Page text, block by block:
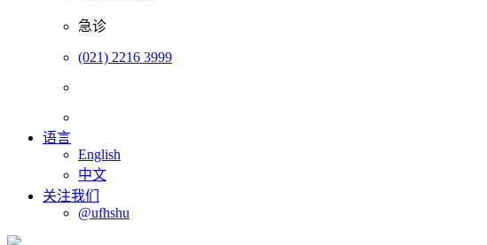
急诊
(021) 2216 3999
语言
English
中文
关注我们
@ufhshu